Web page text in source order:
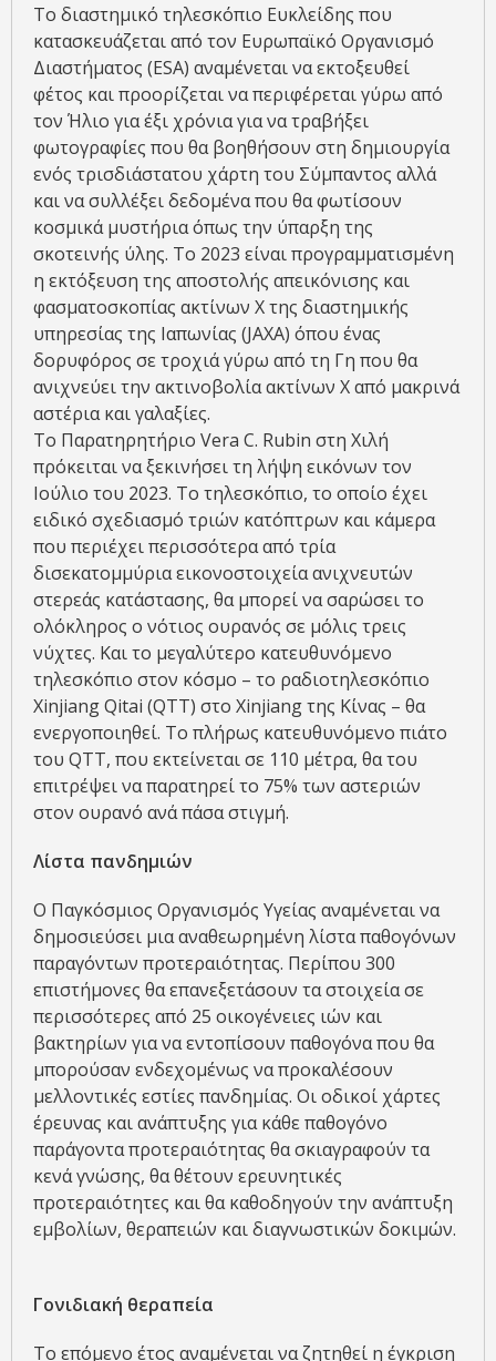
Το διαστημικό τηλεσκόπιο Ευκλείδης που
κατασκευάζεται από τον Ευρωπαϊκό Οργανισμό
Διαστήματος (ESA) αναμένεται να εκτοξευθεί
φέτος και προορίζεται να περιφέρεται γύρω από
τον Ήλιο για έξι χρόνια για να τραβήξει
φωτογραφίες που θα βοηθήσουν στη δημιουργία
ενός τρισδιάστατου χάρτη του Σύμπαντος αλλά
και να συλλέξει δεδομένα που θα φωτίσουν
κοσμικά μυστήρια όπως την ύπαρξη της
σκοτεινής ύλης. Το 2023 είναι προγραμματισμένη
η εκτόξευση της αποστολής απεικόνισης και
φασματοσκοπίας ακτίνων Χ της διαστημικής
υπηρεσίας της Ιαπωνίας (JAXA) όπου ένας
δορυφόρος σε τροχιά γύρω από τη Γη που θα
ανιχνεύει την ακτινοβολία ακτίνων Χ από μακρινά
αστέρια και γαλαξίες.
Το Παρατηρητήριο Vera C. Rubin στη Χιλή
πρόκειται να ξεκινήσει τη λήψη εικόνων τον
Ιούλιο του 2023. Το τηλεσκόπιο, το οποίο έχει
ειδικό σχεδιασμό τριών κατόπτρων και κάμερα
που περιέχει περισσότερα από τρία
δισεκατομμύρια εικονοστοιχεία ανιχνευτών
στερεάς κατάστασης, θα μπορεί να σαρώσει το
ολόκληρος ο νότιος ουρανός σε μόλις τρεις
νύχτες. Και το μεγαλύτερο κατευθυνόμενο
τηλεσκόπιο στον κόσμο – το ραδιοτηλεσκόπιο
Xinjiang Qitai (QTT) στο Xinjiang της Κίνας – θα
ενεργοποιηθεί. Το πλήρως κατευθυνόμενο πιάτο
του QTT, που εκτείνεται σε 110 μέτρα, θα του
επιτρέψει να παρατηρεί το 75% των αστεριών
στον ουρανό ανά πάσα στιγμή.
Λίστα πανδημιών
Ο Παγκόσμιος Οργανισμός Υγείας αναμένεται να
δημοσιεύσει μια αναθεωρημένη λίστα παθογόνων
παραγόντων προτεραιότητας. Περίπου 300
επιστήμονες θα επανεξετάσουν τα στοιχεία σε
περισσότερες από 25 οικογένειες ιών και
βακτηρίων για να εντοπίσουν παθογόνα που θα
μπορούσαν ενδεχομένως να προκαλέσουν
μελλοντικές εστίες πανδημίας. Οι οδικοί χάρτες
έρευνας και ανάπτυξης για κάθε παθογόνο
παράγοντα προτεραιότητας θα σκιαγραφούν τα
κενά γνώσης, θα θέτουν ερευνητικές
προτεραιότητες και θα καθοδηγούν την ανάπτυξη
εμβολίων, θεραπειών και διαγνωστικών δοκιμών.
Γονιδιακή θεραπεία
Το επόμενο έτος αναμένεται να ζητηθεί η έγκριση